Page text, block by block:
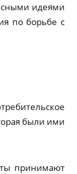
идеями
по борьбе с
были ими
принимают